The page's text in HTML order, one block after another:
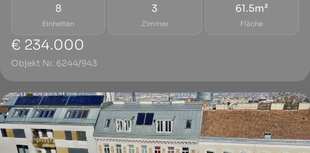
8
Einheiten
3
Zimmer
61.5m²
Fläche
€ 234.000
Objekt Nr. 6244/943